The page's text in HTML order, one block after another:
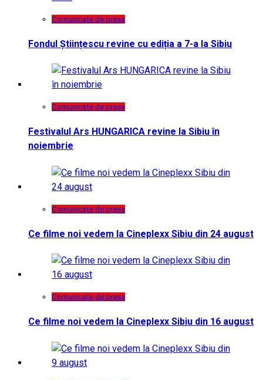
Comunicate de presa
Fondul Științescu revine cu ediția a 7-a la Sibiu
Comunicate de presa
Festivalul Ars HUNGARICA revine la Sibiu în
noiembrie
Comunicate de presa
Ce filme noi vedem la Cineplexx Sibiu din 24 august
Comunicate de presa
Ce filme noi vedem la Cineplexx Sibiu din 16 august